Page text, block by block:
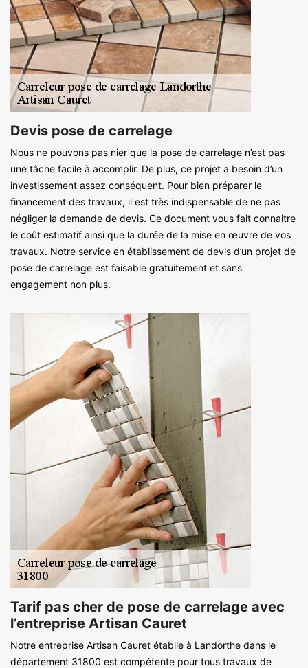
Devis pose de carrelage
Nous ne pouvons pas nier que la pose de carrelage n’est pas
une tâche facile à accomplir. De plus, ce projet a besoin d’un
investissement assez conséquent. Pour bien préparer le
financement des travaux, il est très indispensable de ne pas
négliger la demande de devis. Ce document vous fait connaitre
le coût estimatif ainsi que la durée de la mise en œuvre de vos
travaux. Notre service en établissement de devis d’un projet de
pose de carrelage est faisable gratuitement et sans
engagement non plus.
Tarif pas cher de pose de carrelage avec
l’entreprise Artisan Cauret
Notre entreprise Artisan Cauret établie à Landorthe dans le
département 31800 est compétente pour tous travaux de